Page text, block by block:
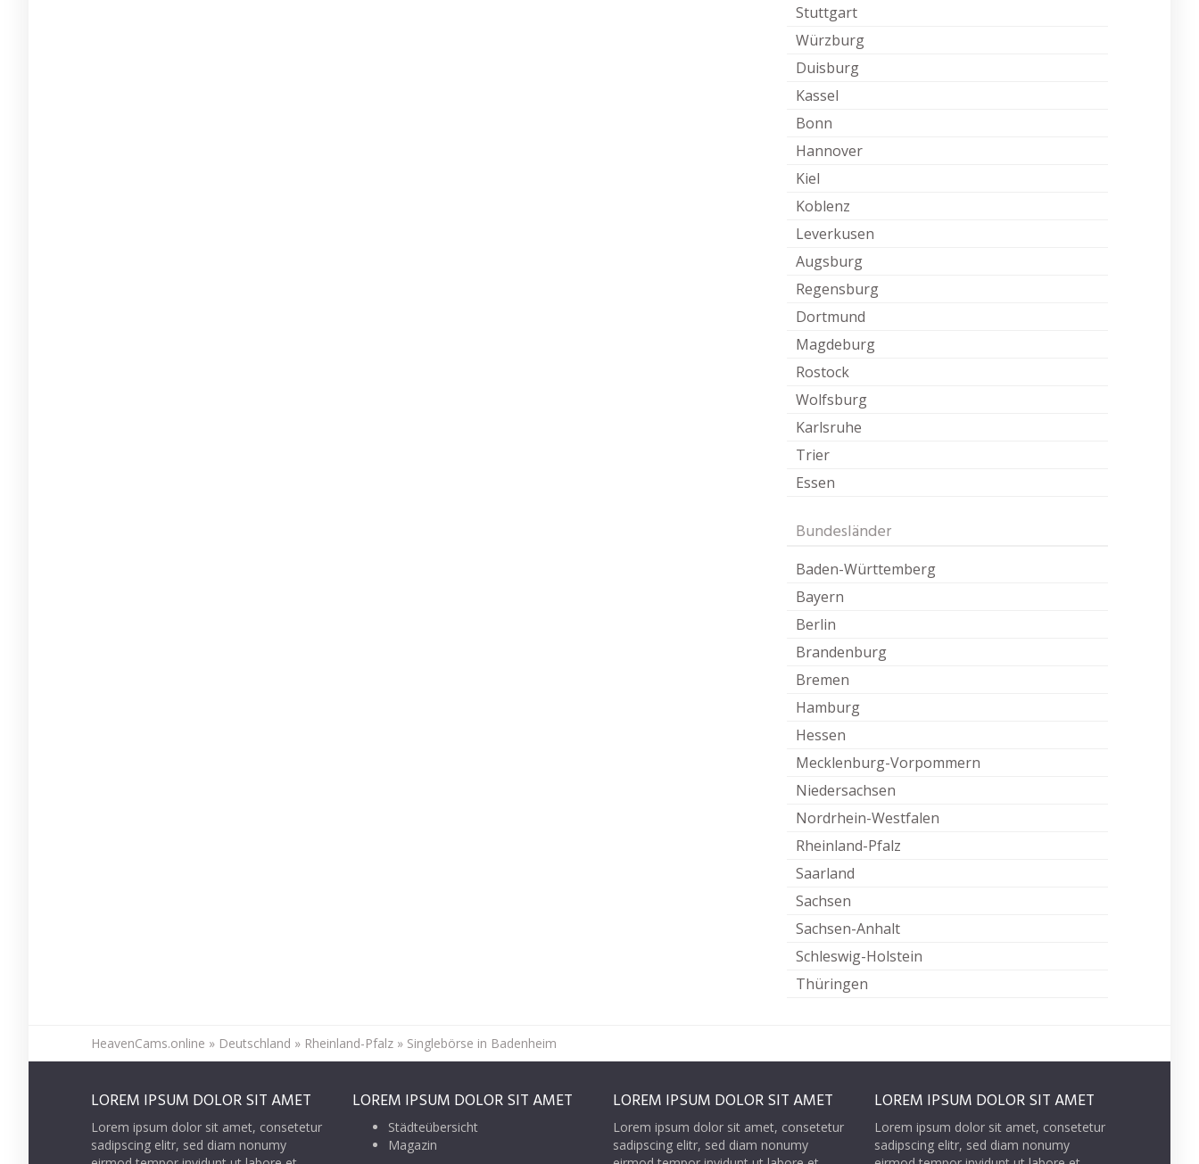
Stuttgart
Würzburg
Duisburg
Kassel
Bonn
Hannover
Kiel
Koblenz
Leverkusen
Augsburg
Regensburg
Dortmund
Magdeburg
Rostock
Wolfsburg
Karlsruhe
Trier
Essen
Bundesländer
Baden-Württemberg
Bayern
Berlin
Brandenburg
Bremen
Hamburg
Hessen
Mecklenburg-Vorpommern
Niedersachsen
Nordrhein-Westfalen
Rheinland-Pfalz
Saarland
Sachsen
Sachsen-Anhalt
Schleswig-Holstein
Thüringen
HeavenCams.online » Deutschland » Rheinland-Pfalz » Singlebörse in Badenheim
LOREM IPSUM DOLOR SIT AMET
Lorem ipsum dolor sit amet, consetetur
sadipscing elitr, sed diam nonumy
LOREM IPSUM DOLOR SIT AMET
Städteübersicht
Magazin
LOREM IPSUM DOLOR SIT AMET
Lorem ipsum dolor sit amet, consetetur
sadipscing elitr, sed diam nonumy
LOREM IPSUM DOLOR SIT AMET
Lorem ipsum dolor sit amet, consetetur
sadipscing elitr, sed diam nonumy